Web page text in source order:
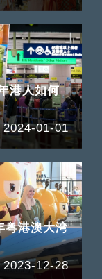
港人如何
2024-01-01
粤港澳大湾
2023-12-28